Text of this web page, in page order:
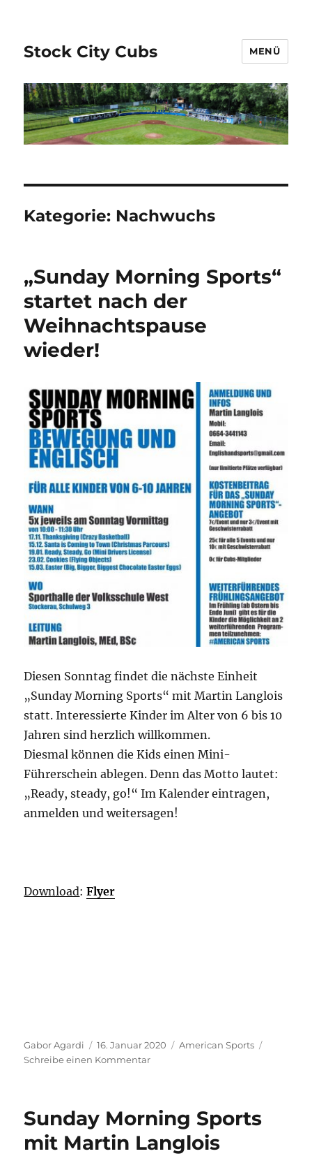
Stock City Cubs MENÜ
Kategorie: Nachwuchs
„Sunday Morning Sports“
startet nach der
Weihnachtspause
wieder!
Diesen Sonntag findet die nächste Einheit
„Sunday Morning Sports“ mit Martin Langlois
statt. Interessierte Kinder im Alter von 6 bis 10
Jahren sind herzlich willkommen.
Diesmal können die Kids einen Mini-
Führerschein ablegen. Denn das Motto lautet:
„Ready, steady, go!“ Im Kalender eintragen,
anmelden und weitersagen!
Download:Flyer
Autor
Gabor Agardi
Veröffentlicht
am
16. Januar 2020 Kategorien
American Sports
Schreibe einen Kommentarzu
startet
der
Sunday Morning Sports
mit Martin Langlois